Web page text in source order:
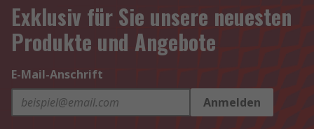
Exklusiv für Sie unsere neuesten
Produkte und Angebote
E-Mail-Anschrift
Anmelden